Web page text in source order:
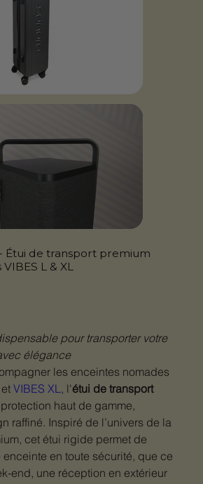
Étui de transport premium
L & XL
pour transporter votre
élégance
les enceintes nomades
et VIBES XL , l'étui de transport
haut de gamme,
raffiné. Inspiré de l’univers de la
cet étui rigide permet de
enceinte en toute sécurité, que ce
end, une réception en extérieur